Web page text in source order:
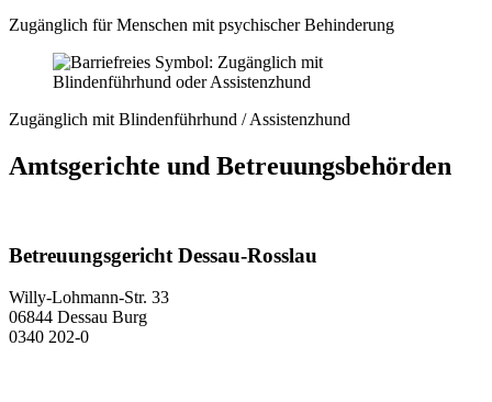
Zugänglich für Menschen mit psychischer Behinderung
Zugänglich mit Blindenführhund / Assistenzhund
Amtsgerichte und Betreuungsbehörden
Betreuungsgericht Dessau-Rosslau
Willy-Lohmann-Str. 33
06844 Dessau Burg
0340 202-0